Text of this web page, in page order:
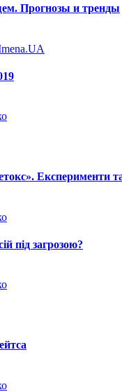
Прогнозы и тренды
Експерименти
під загрозою?